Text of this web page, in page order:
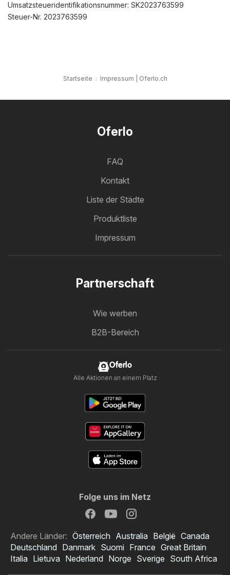
Umsatzsteueridentifikationsnummer: SK2023763599
Steuer-Nr. 2023763599
Startseite Impressum | Oferlo.ch
Oferlo
FAQ
Kontakt
Liste der Städte
Produktliste
Impressum
Partnerschaft
Wie werben
B2B-Bereich
Oferlo
Alle Aktionen an einem Platz
Folge uns im Netz
Andere Länder: Österreich Australia België Canada
Deutschland Danmark Suomi France Great Britain
Italia Lietuva Nederland Norge Sverige South Africa